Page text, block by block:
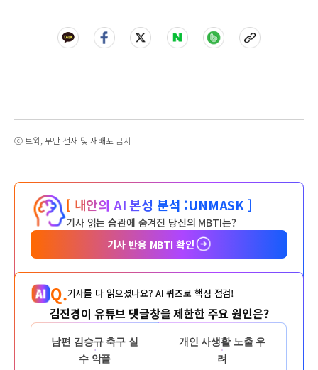
ⓒ 트윅, 무단 전재 및 재배포 금지
[ 내안의 AI 본성 분석 :UNMASK ]
기사 읽는 습관에 숨겨진 당신의 MBTI는?
기사 반응 MBTI 확인
Q.기사를 다 읽으셨나요? AI 퀴즈로 핵심 점검!
김진경이 유튜브 댓글창을 제한한 주요 원인은?
남편 김승규 축구 실
수 악플
개인 사생활 노출 우
려